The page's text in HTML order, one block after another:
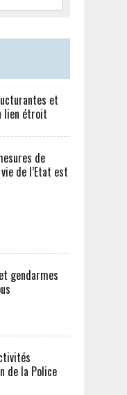
et
lien étroit
de
de l’Etat est
gendarmes
de la Police